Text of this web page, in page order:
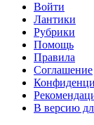
Войти
Лантики
Рубрики
Помощь
Правила
Соглашение
В версию